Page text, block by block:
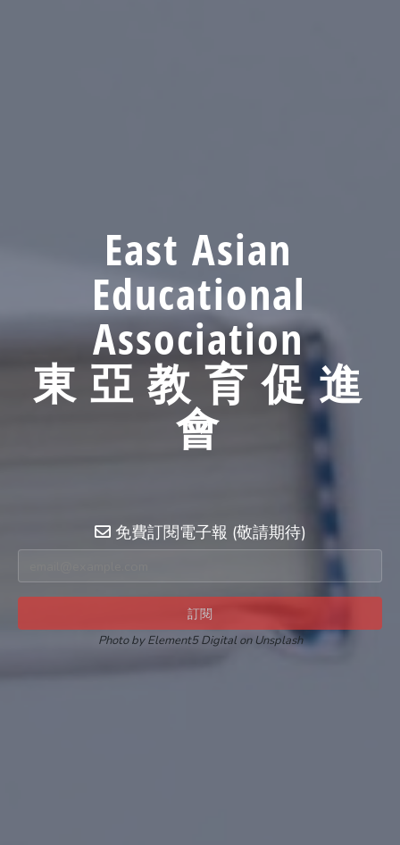
East Asian
Educational
Association
東 亞 教 育 促 進
會
免費訂閱電子報 (敬請期待)
訂閱
Photo by Element5 Digital on Unsplash